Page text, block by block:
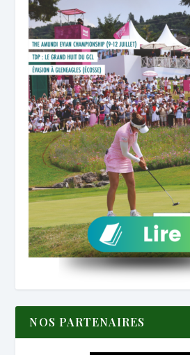
NOS PARTENAIRES